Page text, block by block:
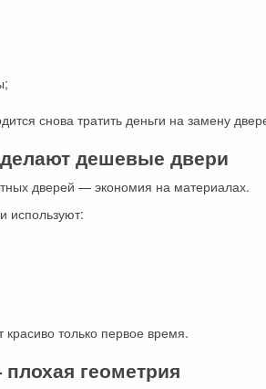
снова тратить деньги на замену
дешевые двери
дверей — экономия на материалах.
используют:
только первое время.
геометрия